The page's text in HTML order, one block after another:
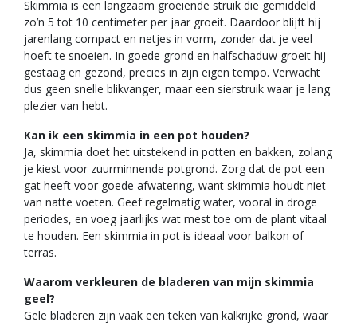
Skimmia is een langzaam groeiende struik die gemiddeld
zo’n 5 tot 10 centimeter per jaar groeit. Daardoor blijft hij
jarenlang compact en netjes in vorm, zonder dat je veel
hoeft te snoeien. In goede grond en halfschaduw groeit hij
gestaag en gezond, precies in zijn eigen tempo. Verwacht
dus geen snelle blikvanger, maar een sierstruik waar je lang
plezier van hebt.
Kan ik een skimmia in een pot houden?
Ja, skimmia doet het uitstekend in potten en bakken, zolang
je kiest voor zuurminnende potgrond. Zorg dat de pot een
gat heeft voor goede afwatering, want skimmia houdt niet
van natte voeten. Geef regelmatig water, vooral in droge
periodes, en voeg jaarlijks wat mest toe om de plant vitaal
te houden. Een skimmia in pot is ideaal voor balkon of
terras.
Waarom verkleuren de bladeren van mijn skimmia
geel?
Gele bladeren zijn vaak een teken van kalkrijke grond, waar